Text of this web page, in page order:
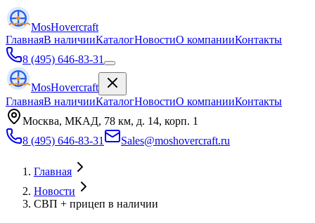
MosHovercraft
ГлавнаяВ наличииКаталогНовостиО компанииКонтакты
8 (495) 646-83-31
MosHovercraft
ГлавнаяВ наличииКаталогНовостиО компанииКонтакты
Москва, МКАД, 78 км, д. 14, корп. 1
8 (495) 646-83-31
Sales@moshovercraft.ru
Главная
Новости
СВП + прицеп в наличии